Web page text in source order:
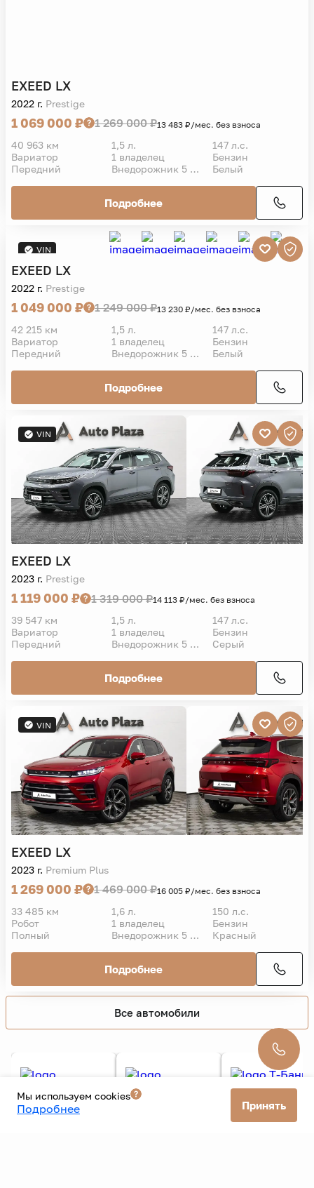
EXEED LX
2022 г. Prestige
1 069 000 ₽ 1 269 000 ₽13 483 ₽/мес. без взноса
40 963 км 1,5 л.
147 л.с.
Вариатор
1 владелец
Бензин
Передний
Внедорожник 5 дв. Белый
Подробнее
VIN
EXEED
42 215 км 1,5 л.
147 л.с.
1 владелец
Бензин
Белый
Подробнее
VIN
EXEED
39 547 км 1,5 л.
147 л.с.
1 владелец
Бензин
Серый
Подробнее
VIN
EXEED
Premium Plus
1 269 000 ₽ 1 469 000 ₽16 005 ₽/мес. без взноса
1,6 л.
Робот
1 владелец
Бензин
Подробнее
Мы используем cookies
Подробнее Принять